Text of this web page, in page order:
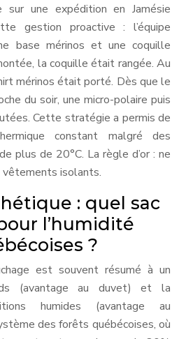
une expédition en Jamésie
gestion proactive : l’équipe
base mérinos et une coquille
la coquille était rangée. Au
mérinos était porté. Dès que le
du soir, une micro-polaire puis
Cette stratégie a permis de
constant malgré des
plus de 20°C. La règle d’or : ne
vêtements isolants.
: quel sac
l’humidité
?
est souvent résumé à un
(avantage au duvet) et la
humides (avantage au
des forêts québécoises, où